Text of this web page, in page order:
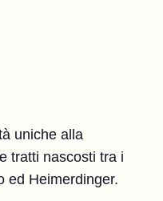
uniche alla
tratti nascosti tra i
ed Heimerdinger.